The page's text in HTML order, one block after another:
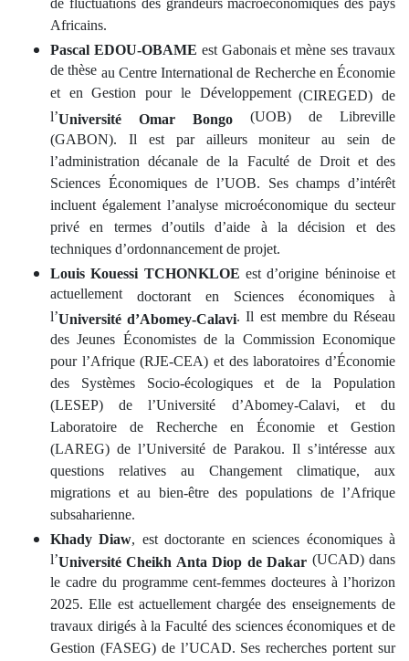
de fluctuations des grandeurs macroéconomiques des pays
Africains.
Pascal EDOU-OBAME est Gabonais et mène ses travaux
de thèse au Centre International de Recherche en Économie
et en Gestion pour le Développement (CIREGED) de
l’Université Omar Bongo (UOB) de Libreville
(GABON). Il est par ailleurs moniteur au sein de
l’administration décanale de la Faculté de Droit et des
Sciences Économiques de l’UOB. Ses champs d’intérêt
incluent également l’analyse microéconomique du secteur
privé en termes d’outils d’aide à la décision et des
techniques d’ordonnancement de projet.
Louis Kouessi TCHONKLOE est d’origine béninoise et
actuellement doctorant en Sciences économiques à
l’Université d’Abomey-Calavi. Il est membre du Réseau
des Jeunes Économistes de la Commission Economique
pour l’Afrique (RJE-CEA) et des laboratoires d’Économie
des Systèmes Socio-écologiques et de la Population
(LESEP) de l’Université d’Abomey-Calavi, et du
Laboratoire de Recherche en Économie et Gestion
(LAREG) de l’Université de Parakou. Il s’intéresse aux
questions relatives au Changement climatique, aux
migrations et au bien-être des populations de l’Afrique
subsaharienne.
Khady Diaw, est doctorante en sciences économiques à
l’Université Cheikh Anta Diop de Dakar (UCAD) dans
le cadre du programme cent-femmes docteures à l’horizon
2025. Elle est actuellement chargée des enseignements de
travaux dirigés à la Faculté des sciences économiques et de
Gestion (FASEG) de l’UCAD. Ses recherches portent sur